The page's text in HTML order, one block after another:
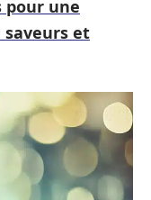
pour une
saveurs et